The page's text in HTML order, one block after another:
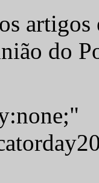
artigos
do